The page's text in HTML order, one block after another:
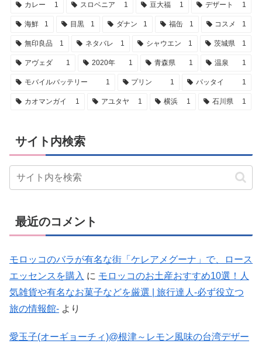
カレー 1 スロベニア 1 豆大福 1 デザート 1
海鮮 1 目黒 1 ダナン 1 福缶 1 コスメ 1
無印良品 1 ネタバレ 1 シャウエン 1 茨城県 1
アヴェダ 1 2020年 1 青森県 1 温泉 1
モバイルバッテリー 1 プリン 1 パッタイ 1
カオマンガイ 1 アユタヤ 1 横浜 1 石川県 1
サイト内検索
最近のコメント
モロッコのバラが有名な街「ケレアメグーナ」で、ロース
エッセンスを購入 に モロッコのお土産おすすめ10選！人
気雑貨や有名なお菓子などを厳選 | 旅行達人-必ず役立つ
旅の情報館- より
愛玉子(オーギョーチィ)@根津～レモン風味の台湾デザー